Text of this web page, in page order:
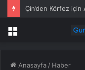
Çin’den Körfez için
Menü
Anasayfa / Haber